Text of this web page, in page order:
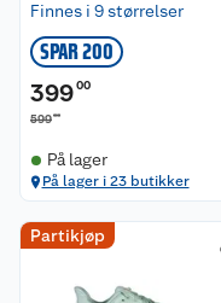
Finnes i 9 størrelser
SPAR 200
39900
59900
På lager
På lager i 23 butikker
Partikjøp